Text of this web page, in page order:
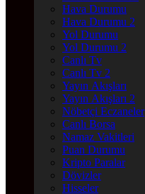
Hava Durumu
Hava Durumu 2
Yol Durumu
Yol Durumu 2
Canlı Tv
Canlı Tv 2
Yayın Akışları
Yayın Akışları 2
Nöbetçi Eczaneler
Canlı Borsa
Namaz Vakitleri
Puan Durumu
Kripto Paralar
Dövizler
Hisseler